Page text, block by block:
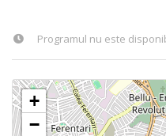
Programul nu este
+
−